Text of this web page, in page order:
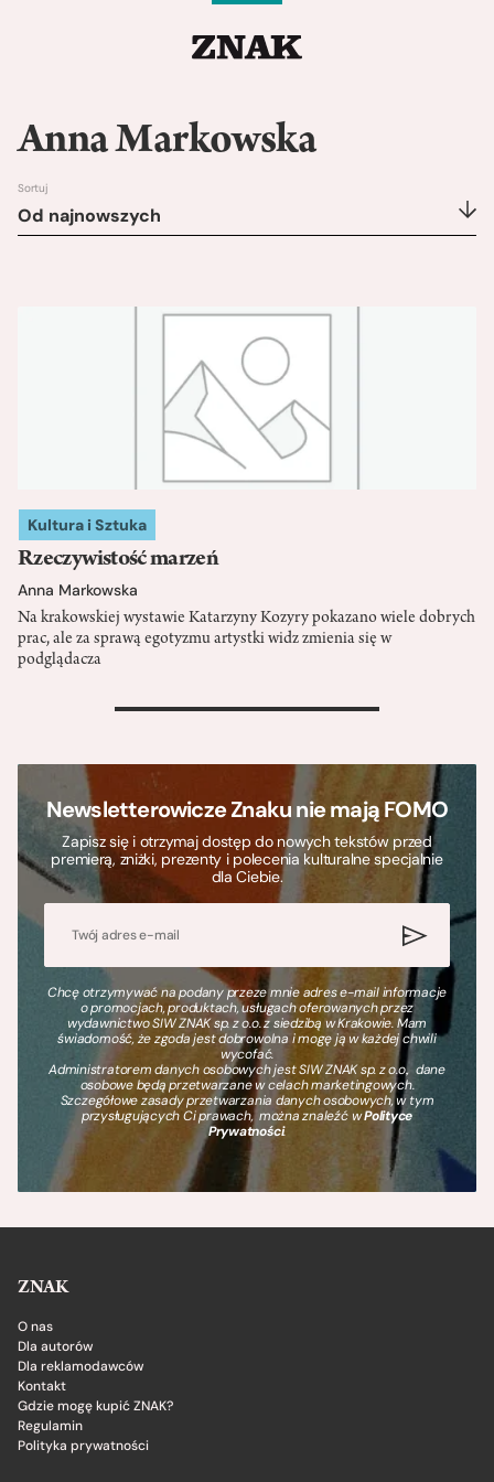
Anna Markowska
Sortuj
Od najnowszych
Kultura i Sztuka
Rzeczywistość marzeń
Anna Markowska
Na krakowskiej wystawie Katarzyny Kozyry pokazano wiele dobrych
prac, ale za sprawą egotyzmu artystki widz zmienia się w
podglądacza
>
Newsletterowicze Znaku nie mają FOMO
Zapisz się i otrzymaj dostęp do nowych tekstów przed
premierą, zniżki, prezenty i polecenia kulturalne specjalnie
dla Ciebie.
Chcę otrzymywać na podany przeze mnie adres e-mail informacje
o promocjach, produktach, usługach oferowanych przez
wydawnictwo SIW ZNAK sp. z o.o. z siedzibą w Krakowie. Mam
świadomość, że zgoda jest dobrowolna i mogę ją w każdej chwili
wycofać.
Administratorem danych osobowych jest SIW ZNAK sp. z o.o., dane
osobowe będą przetwarzane w celach marketingowych.
Szczegółowe zasady przetwarzania danych osobowych, w tym
przysługujących Ci prawach, można znaleźć wPolityce
Prywatności.
ZNAK
O nas
Dla autorów
Dla reklamodawców
Kontakt
Gdzie mogę kupić ZNAK?
Regulamin
Polityka prywatności